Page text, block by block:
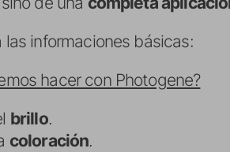
las informaciones básicas:
hacer con Photogene?
brillo.
coloración.